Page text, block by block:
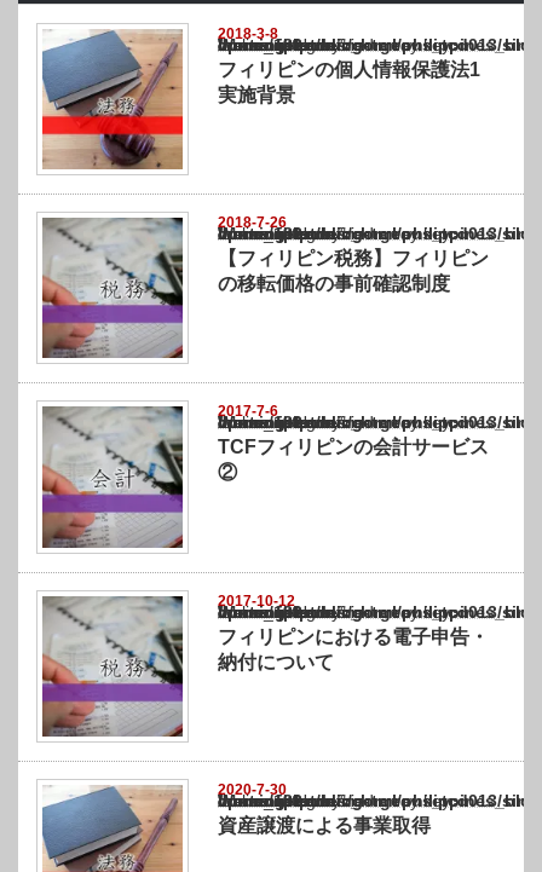
2018-3-8
Warning
: Undefined array key "show_category" in
/home/netst/kuno-cpa.co.jp/public_html/philippines_blog/wp-content/themes/
on line183
フィリピンの個人情報保護法1
実施背景
2018-7-26
Warning
: Undefined array key "show_category" in
/home/netst/kuno-cpa.co.jp/public_html/philippines_blog/wp-content/themes/
on line183
【フィリピン税務】フィリピン
の移転価格の事前確認制度
2017-7-6
Warning
: Undefined array key "show_category" in
/home/netst/kuno-cpa.co.jp/public_html/philippines_blog/wp-content/themes/
on line183
TCFフィリピンの会計サービス
②
2017-10-12
Warning
: Undefined array key "show_category" in
/home/netst/kuno-cpa.co.jp/public_html/philippines_blog/wp-content/themes/
on line183
フィリピンにおける電子申告・
納付について
2020-7-30
Warning
: Undefined array key "show_category" in
/home/netst/kuno-cpa.co.jp/public_html/philippines_blog/wp-content/themes/
on line183
資産譲渡による事業取得